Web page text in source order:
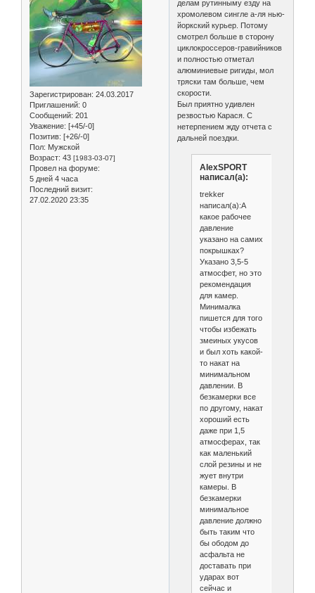
Зарегистрирован: 24.03.2017
Приглашений: 0
Сообщений: 201
Уважение: [+45/-0]
Позитив: [+26/-0]
Пол: Мужской
Возраст: 43 [1983-03-07]
Провел на форуме:
5 дней 4 часа
Последний визит:
27.02.2020 23:35
делам рутинныму езду на
хромолевом сингле а-ля нью-
йоркский курьер. Потому
смотрел больше в сторону
циклокроссеров-гравийников
и полностью отметал
алюминиевые ригиды, мол
тряски там больше, чем
скорости.
Был приятно удивлен
резвостью Карася. С
нетерпением жду отчета с
дальней поездки.
AlexSPORT
написал(а):
trekker
написал(а):А
какое рабочее
давление
указано на самих
покрышках?
Указано 3,5-5
атмосфет, но это
рекомендация
для камер.
Минималка
пишется для того
чтобы избежать
змеиных укусов
и был хоть какой-
то накат на
минимальном
давлении. В
безкамерки все
по другому, накат
хороший есть
даже при 1,5
атмосферах, так
как маленький
слой резины и не
жует внутри
камеры. В
безкамерки
минимальное
давление должно
быть таким что
бы ободом до
асфальта не
доставать при
ударах вот
сейчас и